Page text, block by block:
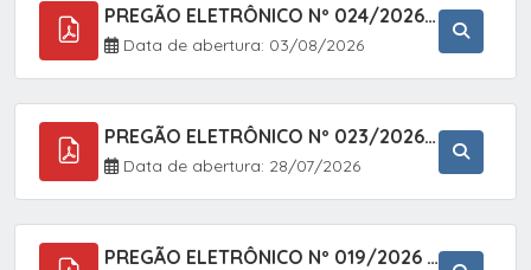
PREGÃO ELETRÔNICO Nº 024/2026 - AQUISIÇÃO DE GÁS MEDICINAL TIPO OXIGÊNIO (1,00 M3, 3,00 M3 E 10,00 M3), EM ATENDIMENTO À SECRETARIA MUNICIPAL DE SAÚDE, ATRAVÉS DO SISTEMA DE REGISTRO DE PREÇOS (SRP)
Data de abertura: 03/08/2026
PREGÃO ELETRÔNICO Nº 023/2026 - AQUISIÇÃO DE ENXOVAL INFANTIL, EM ATENDIMENTO À SECRETARIA MUNICIPAL DE EDUCAÇÃO, ATRAVÉS DO SISTEMA DE REGISTRO DE PREÇOS (SRP).
Data de abertura: 28/07/2026
PREGÃO ELETRÔNICO Nº 019/2026 - ONTRATAÇÃO DE EMPRESA ESPECIALIZADA PARA A PRESTAÇÃO DE SERVIÇOS VETERINÁRIOS CLÍNICOS E CIRÚRGICOS, COM FOCO EM AÇÕES DE SAÚDE PÚBLICA, BEM-ESTAR ANIMAL E CONTROLE POPULACIONAL ÉTICO DE CÃES E GATOS, EM ATENDIMENTO À